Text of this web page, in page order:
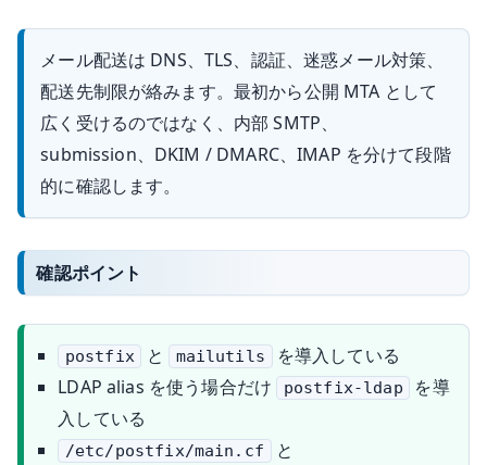
メール配送は DNS、TLS、認証、迷惑メール対策、
配送先制限が絡みます。最初から公開 MTA として
広く受けるのではなく、内部 SMTP、
submission、DKIM / DMARC、IMAP を分けて段階
的に確認します。
確認ポイント
postfix と mailutils
を導入している
LDAP alias を使う場合だけ
postfix-ldap
を導
入している
/etc/postfix/main.cf と